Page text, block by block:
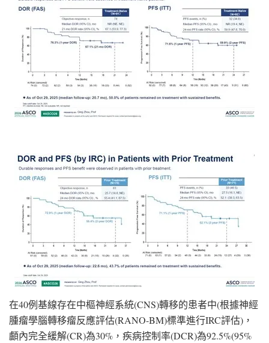
在40例基線存在中樞神經系統(CNS)轉移的患者中(根據神經
腫瘤學腦轉移瘤反應評估(RANO-BM)標準進行IRC評估)，
顱內完全緩解(CR)為30%，疾病控制率(DCR)為92.5%(95%